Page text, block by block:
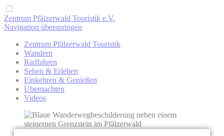
Zentrum Pfälzerwald Touristik e.V.
Navigation überspringen
Zentrum Pfälzerwald Touristik
Wandern
Radfahren
Sehen & Erleben
Einkehren & Genießen
Übernachten
Videos